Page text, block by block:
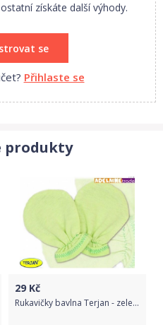
získáte další výhody.
se
Přihlaste se
produkty
29 Kč
Rukavičky bavlna Terjan - zelené, vel. 1